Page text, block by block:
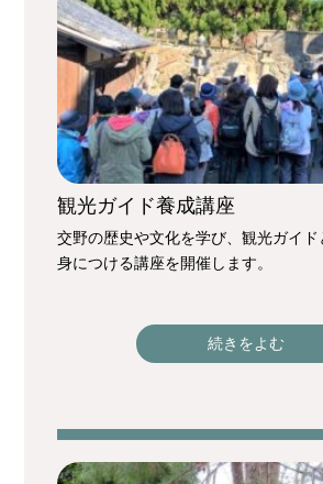
観光ガイド養成講座
交野の歴史や文化を学び、観光ガイド
身につける講座を開催します。
続きをよむ